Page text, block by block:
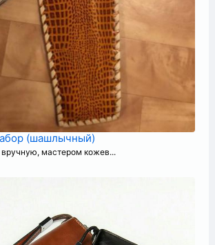
(шашлычный)
вручную, мастером кожев...